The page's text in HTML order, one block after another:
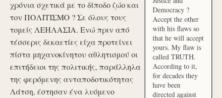
χρόνια σχετικά με το δίποδο ζώο και
τον ΠΟΛΙΤΙΣΜΟ ? Σε όλους τους
τομείς ΛΕΗΛΑΣΙΑ. Ενώ πριν από
τέσσερις δεκαετίες είχα προτείνει
πίστα μηχανοκίνητου αθλητισμού οι
επιτήδειοι της πολιτικής, παράλληλα
της φερόμενης ανταποδοτικότητας
Λάτση, έστησαν ένα λυόμενο
Democracy ?
Accept the other
with his flaws so
that he will accept
yours. My flaw is
called TRUTH.
According to it,
for decades they
have been
directed against